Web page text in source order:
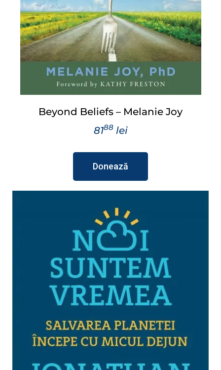
Beyond Beliefs – Melanie Joy
8188lei
Donează